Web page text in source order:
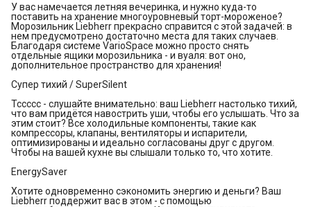
У вас намечается летняя вечеринка, и нужно куда-то
поставить на хранение многоуровневый торт-мороженое?
Морозильник Liebherr прекрасно справится с этой задачей: в
нем предусмотрено достаточно места для таких случаев.
Благодаря системе VarioSpace можно просто снять
отдельные ящики морозильника - и вуаля: вот оно,
дополнительное пространство для хранения!
Супер тихий / SuperSilent
Тссссс - слушайте внимательно: ваш Liebherr настолько тихий,
что вам придётся навострить уши, чтобы его услышать. Что за
этим стоит? Все холодильные компоненты, такие как
компрессоры, клапаны, вентиляторы и испарители,
оптимизированы и идеально согласованы друг с другом.
Чтобы на вашей кухне вы слышали только то, что хотите.
EnergySaver
Хотите одновременно сэкономить энергию и деньги? Ваш
Liebherr поддержит вас в этом - с помощью